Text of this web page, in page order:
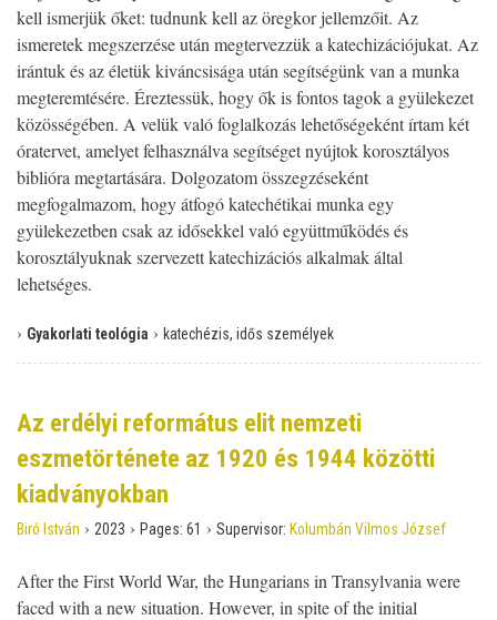
kell ismerjük őket: tudnunk kell az öregkor jellemzőit. Az
ismeretek megszerzése után megtervezzük a katechizációjukat. Az
irántuk és az életük kiváncsisága után segítségünk van a munka
megteremtésére. Éreztessük, hogy ők is fontos tagok a gyülekezet
közösségében. A velük való foglalkozás lehetőségeként írtam két
óratervet, amelyet felhasználva segítséget nyújtok korosztályos
biblióra megtartására. Dolgozatom összegzéseként
megfogalmazom, hogy átfogó katechétikai munka egy
gyülekezetben csak az idősekkel való együttműködés és
korosztályuknak szervezett katechizációs alkalmak által
lehetséges.
› Gyakorlati teológia › katechézis, idős személyek
Az erdélyi református elit nemzeti
eszmetörténete az 1920 és 1944 közötti
kiadványokban
Biró István › 2023 › Pages: 61 › Supervisor: Kolumbán Vilmos József
After the First World War, the Hungarians in Transylvania were
faced with a new situation. However, in spite of the initial